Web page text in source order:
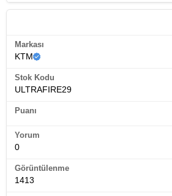
Markası
KTM
Stok Kodu
ULTRAFIRE29
Puanı
Yorum
0
Görüntülenme
1413